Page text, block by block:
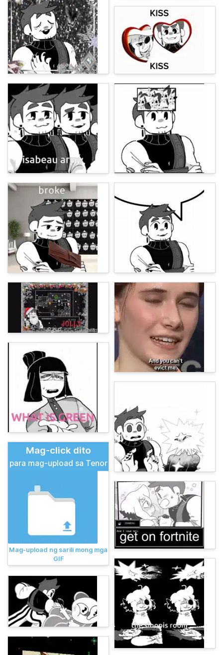
Mag-click dito
para mag-upload sa Tenor
Mag-upload ng sarili mong mga
GIF